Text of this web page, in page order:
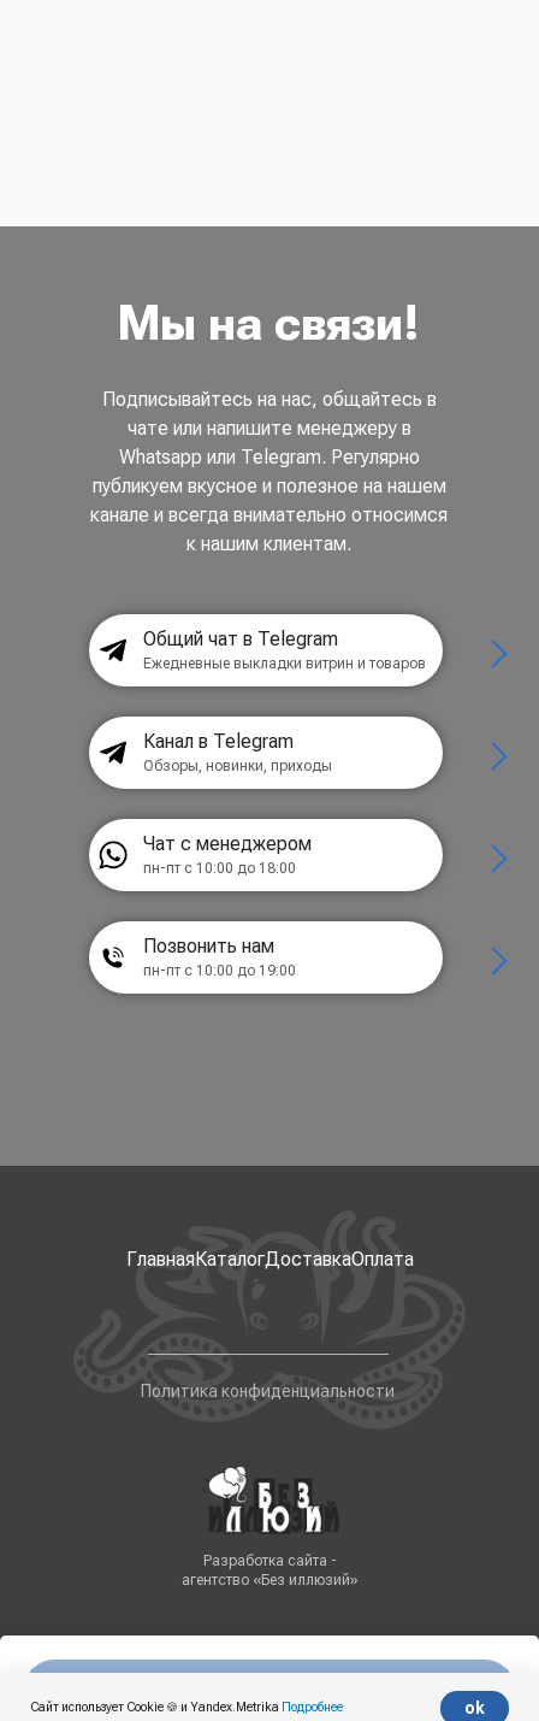
Сайт использует Cookie 🍪 и Yandex.Metrika Подробнее ok
Мы на связи!
Подписывайтесь на нас, общайтесь в
чате или напишите менеджеру в
Whatsapp или Telegram. Регулярно
публикуем вкусное и полезное на нашем
канале и всегда внимательно относимся
к нашим клиентам.
Общий чат в Telegram
Ежедневные выкладки витрин и товаров
Канал в Telegram
Обзоры, новинки, приходы
Чат с менеджером
пн-пт с 10:00 до 18:00
Позвонить нам
пн-пт с 10:00 до 19:00
ГлавнаяКаталогДоставкаОплата
Политика конфиденциальности
Разработка сайта -
агентство «Без иллюзий»
Made on Tilda